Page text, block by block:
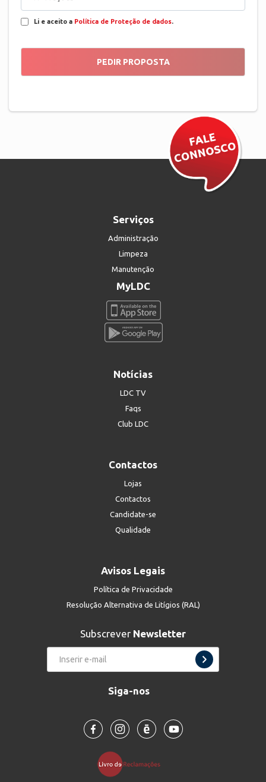
Li e aceito a Política de Proteção de dados.
Serviços
Administração
Limpeza
Manutenção
MyLDC
Notícias
LDC TV
Faqs
Club LDC
Contactos
Lojas
Contactos
Candidate-se
Qualidade
Avisos Legais
Política de Privacidade
Resolução Alternativa de Litígios (RAL)
Subscrever Newsletter
Siga-nos